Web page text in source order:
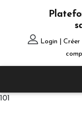
Login | Créer
101